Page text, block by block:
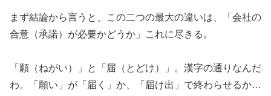
まず結論から言うと、この二つの最大の違いは、「会社の
合意（承諾）が必要かどうか」これに尽きる。
「願（ねがい）」と「届（とどけ）」。漢字の通りなんだ
わ。「願い」が「届く」か、「届け出」で終わらせるか…